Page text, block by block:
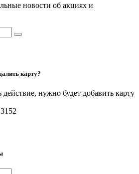
новости об акциях и
карту?
действие, нужно будет добавить карту